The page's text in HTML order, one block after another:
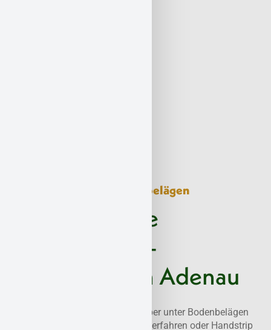
Spezialverfahren bei Altbelägen
Professionelle
Asbestkleber-
Entfernung in Adenau
Wir entfernen asbesthaltige Kleber unter Bodenbelägen
effizient und staubarm. Mit BT-Verfahren oder Handstrip